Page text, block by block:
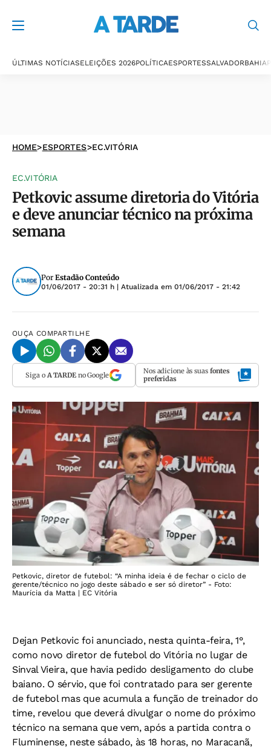
ÚLTIMAS NOTÍCIASELEIÇÕES 2026POLÍTICAESPORTESSALVADORBAHIA
HOME>ESPORTES>EC.VITÓRIA
EC.VITÓRIA
Petkovic assume diretoria do Vitória
e deve anunciar técnico na próxima
semana
Por Estadão Conteúdo
01/06/2017 - 20:31 h | Atualizada em 01/06/2017 - 21:42
OUÇA COMPARTILHE
Siga o A TARDEno Google Nos adicione às suas fontes
preferidas
Petkovic, diretor de futebol: “A minha ideia é de fechar o ciclo de
gerente/técnico no jogo deste sábado e ser só diretor” - Foto:
Maurícia da Matta | EC Vitória
Dejan Petkovic foi anunciado, nesta quinta-feira, 1°,
como novo diretor de futebol do Vitória no lugar de
Sinval Vieira, que havia pedido desligamento do clube
baiano. O sérvio, que foi contratado para ser gerente
de futebol mas que acumula a função de treinador do
time, revelou que deverá divulgar o nome do próximo
técnico na semana que vem, após a partida contra o
Fluminense, neste sábado, às 18 horas, no Maracanã,